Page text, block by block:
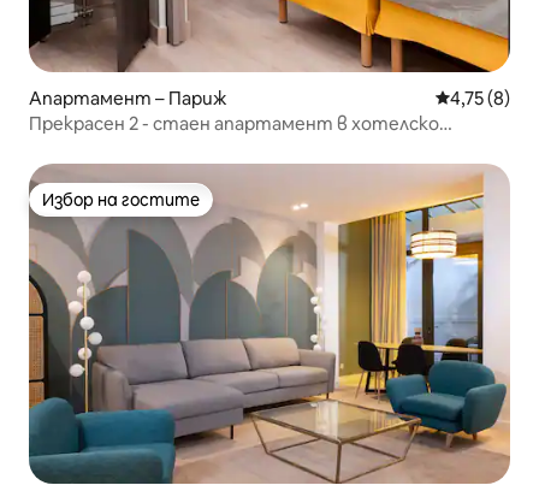
Апартамент – Париж Средна
4,75 (8)
Прекрасен 2 - стаен апартамент в хотелско
Избор на гостите
Избор на гостите